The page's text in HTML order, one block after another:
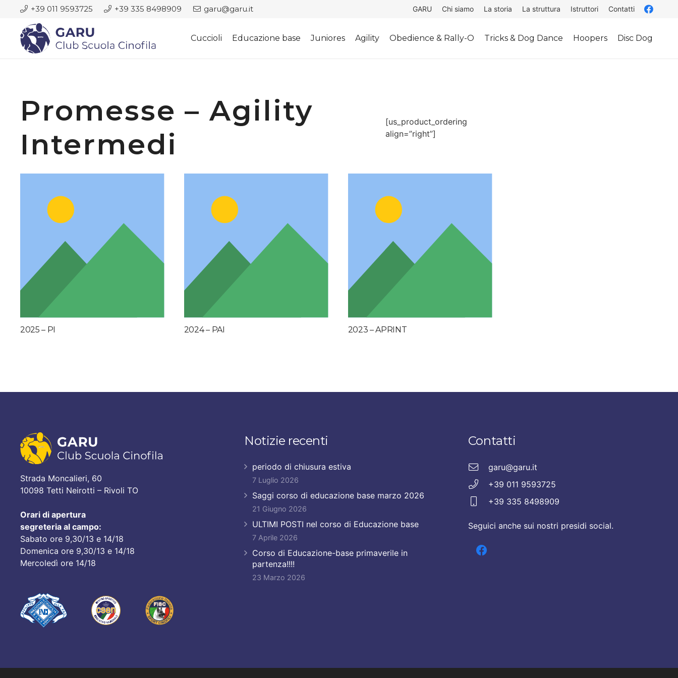
+39 011 9593725 +39 335 8498909 garu@garu.it GARU Chi siamo La storia La struttura Istruttori Contatti
Cuccioli Educazione base Juniores Agility Obedience & Rally-O Tricks & Dog Dance Hoopers Disc Dog
Promesse – Agility
Intermedi
[us_product_ordering
align=”right”]
2025 – PI 2024 – PAI 2023 – APRINT
Strada Moncalieri, 60
10098 Tetti Neirotti – Rivoli TO
Orari di apertura
segreteria al campo:
Sabato ore 9,30/13 e 14/18
Domenica ore 9,30/13 e 14/18
Mercoledì ore 14/18
Notizie recenti
periodo di chiusura estiva
7 Luglio 2026
Saggi corso di educazione base marzo 2026
21 Giugno 2026
ULTIMI POSTI nel corso di Educazione base
7 Aprile 2026
Corso di Educazione-base primaverile in
partenza!!!!
23 Marzo 2026
Contatti
garu@garu.it
+39 011 9593725
+39 335 8498909
Seguici anche sui nostri presidi social.